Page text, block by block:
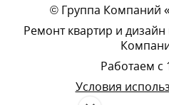
© Группа Компаний
Ремонт квартир и
Работаем с
Условия